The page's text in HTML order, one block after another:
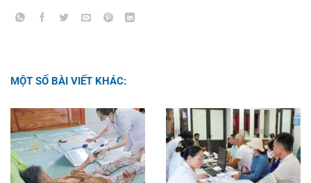
MỘT SỐ BÀI VIẾT KHÁC: